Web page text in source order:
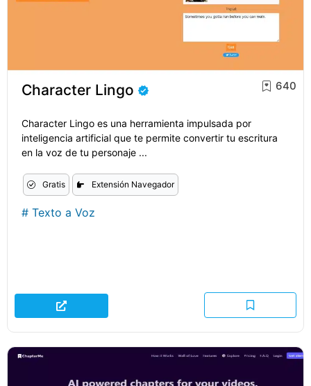
Character Lingo 640
Character Lingo es una herramienta impulsada por
inteligencia artificial que te permite convertir tu escritura
en la voz de tu personaje ...
Gratis Extensión Navegador
# Texto a Voz